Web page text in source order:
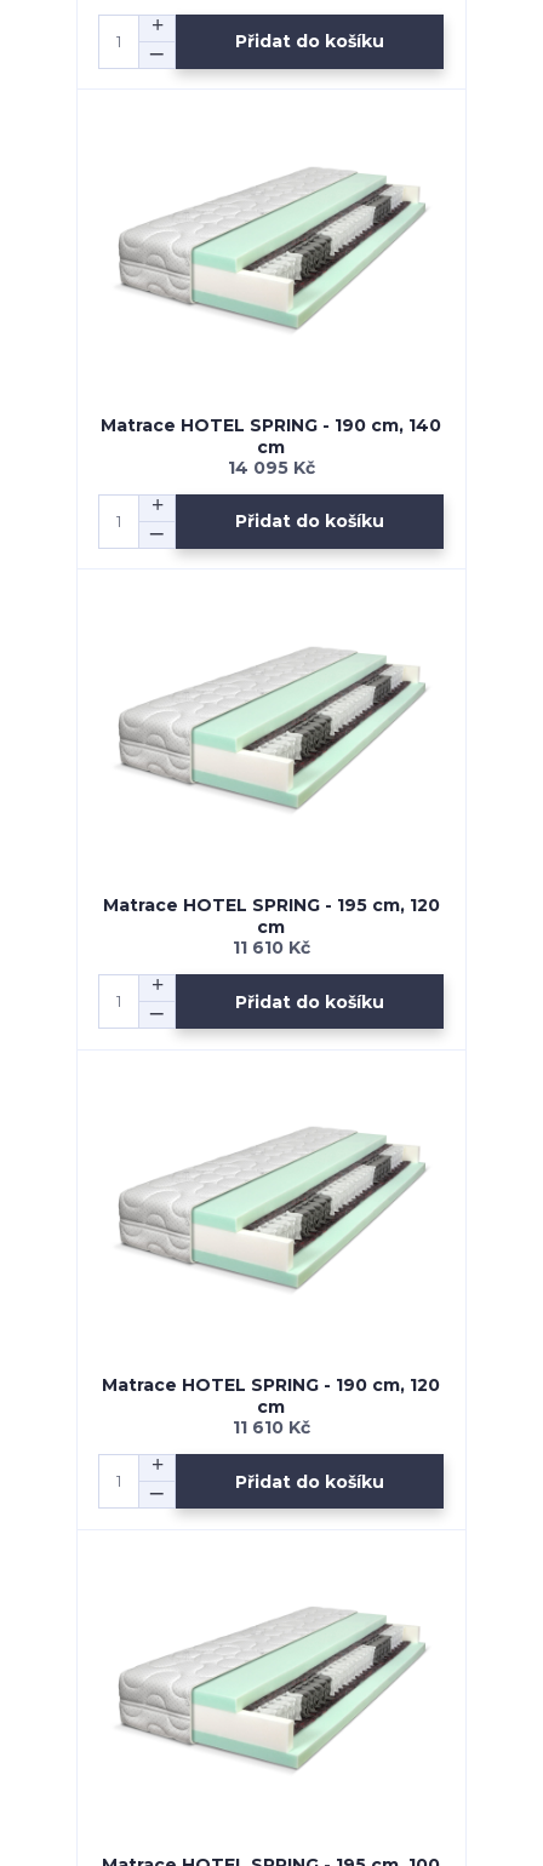
Přidat do košíku
Matrace HOTEL SPRING - 190 cm, 140
cm
14 095 Kč
Přidat do košíku
Matrace HOTEL SPRING - 195 cm, 120
cm
11 610 Kč
Přidat do košíku
Matrace HOTEL SPRING - 190 cm, 120
cm
11 610 Kč
Přidat do košíku